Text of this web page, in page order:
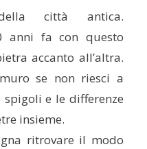
città antica.
anni fa con questo
accanto all’altra.
se non riesci a
e le differenze
insieme.
ritrovare il modo